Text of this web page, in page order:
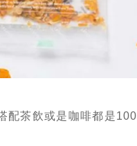
配茶飲或是咖啡都是100